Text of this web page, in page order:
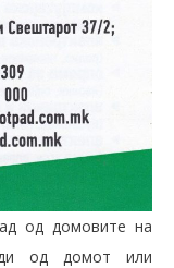
од домовите на
од домот или